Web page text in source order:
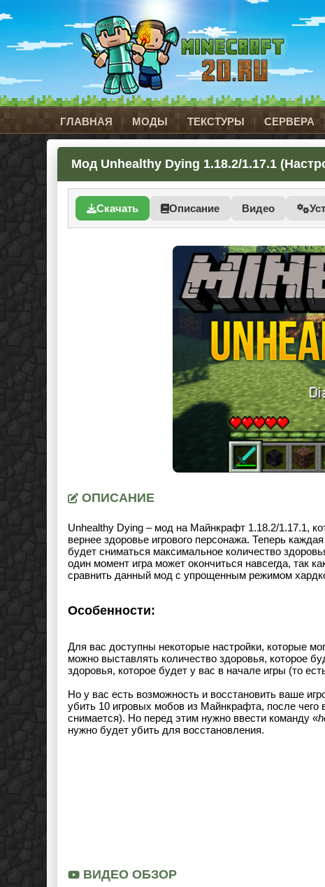
ГЛАВНАЯ МОДЫ ТЕКСТУРЫ СЕРВЕРА
Мод Unhealthy Dying 1.18.2/1.17.1
Скачать Описание Видео
ОПИСАНИЕ
Unhealthy Dying – мод на Майнкрафт 1.18.2/1.17.1,
вернее здоровье игрового персонажа. Теперь
будет сниматься максимальное количество
один момент игра может окончиться навсегда, так
сравнить данный мод с упрощенным режимом
Особенности:
Для вас доступны некоторые настройки, которые
можно выставлять количество здоровья, которое
здоровья, которое будет у вас в начале игры (то
Но у вас есть возможность и восстановить ваше
убить 10 игровых мобов из Майнкрафта, после
снимается). Но перед этим нужно ввести команду «
нужно будет убить для восстановления.
ВИДЕО ОБЗОР